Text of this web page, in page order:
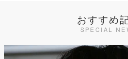
おすすめ
SPECIAL